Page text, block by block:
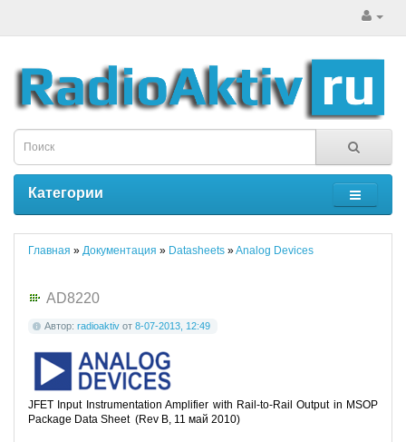
Категории
Главная » Документация » Datasheets »Analog Devices
AD8220
Автор: radioaktiv от 8-07-2013, 12:49
JFET Input Instrumentation Amplifier with Rail-to-Rail Output in MSOP
Package Data Sheet (Rev B, 11 май 2010)